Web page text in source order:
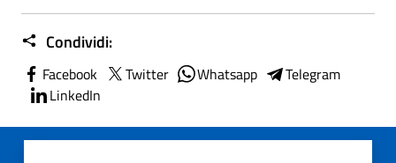
Condividi:
Facebook Twitter Whatsapp
Telegram
LinkedIn